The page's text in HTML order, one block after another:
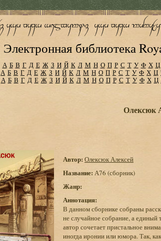
Электронная библиотека
А Б В Г Д Е Ж З И Й К Л М Н О П Р С Т У Ф Х Ц
А Б В Г Д Е Ж З И Й К Л М Н О П Р С Т У Ф Х Ц
А Б В Г Д Е Ж З И Й К Л М Н О П Р С Т У Ф Х Ц
Олексюк
Автор: Олексюк Алексей
Название: А76 (сборник)
Жанр:
Аннотация:
В данном сборнике собраны
не случайное собрание, а единый
автор сочетает пристальное
иногда иронии или юмора. Так,